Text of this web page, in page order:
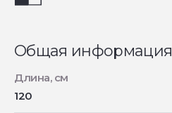
Общая информация
Длина, см
120